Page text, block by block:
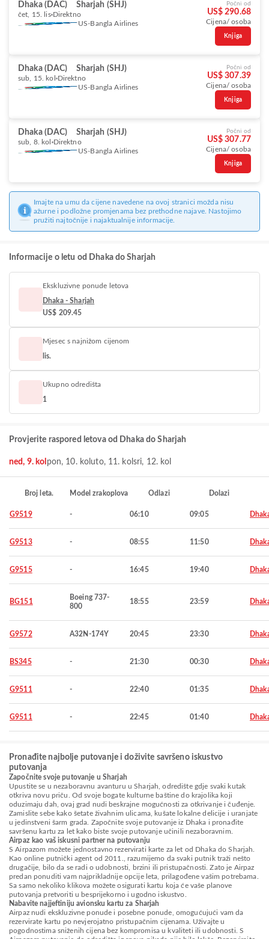
Dhaka (DAC) Sharjah (SHJ)
čet, 15. lis Direktno
US-Bangla Airlines
Počni od
US$ 290.68
Cijena/ osoba
Knjiga
Dhaka (DAC) Sharjah (SHJ)
sub, 15. kol Direktno
US-Bangla Airlines
Počni od
US$ 307.39
Cijena/ osoba
Knjiga
Dhaka (DAC) Sharjah (SHJ)
sub, 8. kol Direktno
US-Bangla Airlines
Počni od
US$ 307.77
Cijena/ osoba
Knjiga
Imajte na umu da cijene navedene na ovoj stranici možda nisu
ažurne i podložne promjenama bez prethodne najave. Nastojimo
pružiti najtočnije i najaktualnije informacije.
Informacije o letu od Dhaka do Sharjah
Ekskluzivne ponude letova
Dhaka - Sharjah
US$ 209.45
Mjesec s najnižom cijenom
lis.
Ukupno odredišta
1
Provjerite raspored letova od Dhaka do Sharjah
ned, 9. kol pon, 10. kol uto, 11. kol sri, 12. kol
Broj leta. Model zrakoplova Odlazi Dolazi
G9519 - 06:10 09:05
G9513 - 08:55 11:50
G9515 - 16:45 19:40
BG151
Boeing 737-
800
18:55 23:59
G9572 A32N-174Y 20:45 23:30
BS345 - 21:30 00:30
G9511 - 22:40 01:35
G9511 - 22:45 01:40
Pronađite najbolje putovanje i doživite savršeno iskustvo
putovanja
Započnite svoje putovanje u Sharjah
Upustite se u nezaboravnu avanturu u Sharjah, odredište gdje svaki kutak
otkriva novu priču. Od svoje bogate kulturne baštine do krajolika koji
oduzimaju dah, ovaj grad nudi beskrajne mogućnosti za otkrivanje i čuđenje.
Zamislite sebe kako šetate živahnim ulicama, kušate lokalne delicije i uranjate
u jedinstveni šarm grada. Započnite svoje putovanje iz Dhaka i pronađite
savršenu kartu za let kako biste svoje putovanje učinili nezaboravnim.
Airpaz kao vaš iskusni partner na putovanju
S Airpazom možete jednostavno rezervirati karte za let od Dhaka do Sharjah.
Kao online putnički agent od 2011., razumijemo da svaki putnik traži nešto
drugačije, bilo da se radi o udobnosti, brzini ili pristupačnosti. Zato je Airpaz
predan ponuditi vam najprikladnije opcije leta, prilagođene vašim potrebama.
Sa samo nekoliko klikova možete osigurati kartu koja će vaše planove
putovanja pretvoriti u besprijekorno i ugodno iskustvo.
Nabavite najjeftiniju avionsku kartu za Sharjah
Airpaz nudi ekskluzivne ponude i posebne ponude, omogućujući vam da
rezervirate kartu po nevjerojatno pristupačnim cijenama. Uživajte u
pogodnostima sniženih cijena bez kompromisa u kvaliteti ili udobnosti. S